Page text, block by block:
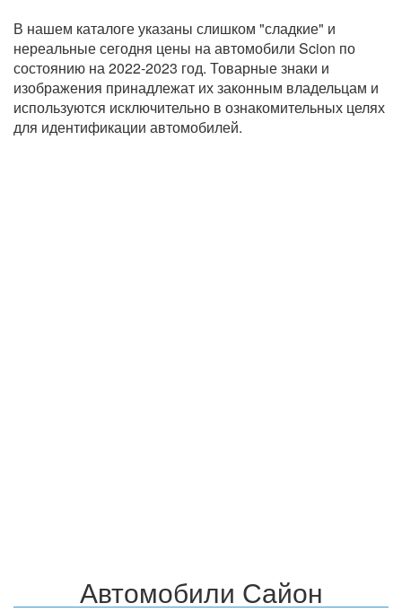
В нашем каталоге указаны слишком "сладкие" и
нереальные сегодня цены на автомобили Scion по
состоянию на 2022-2023 год. Товарные знаки и
изображения принадлежат их законным владельцам и
используются исключительно в ознакомительных целях
для идентификации автомобилей.
Автомобили Сайон